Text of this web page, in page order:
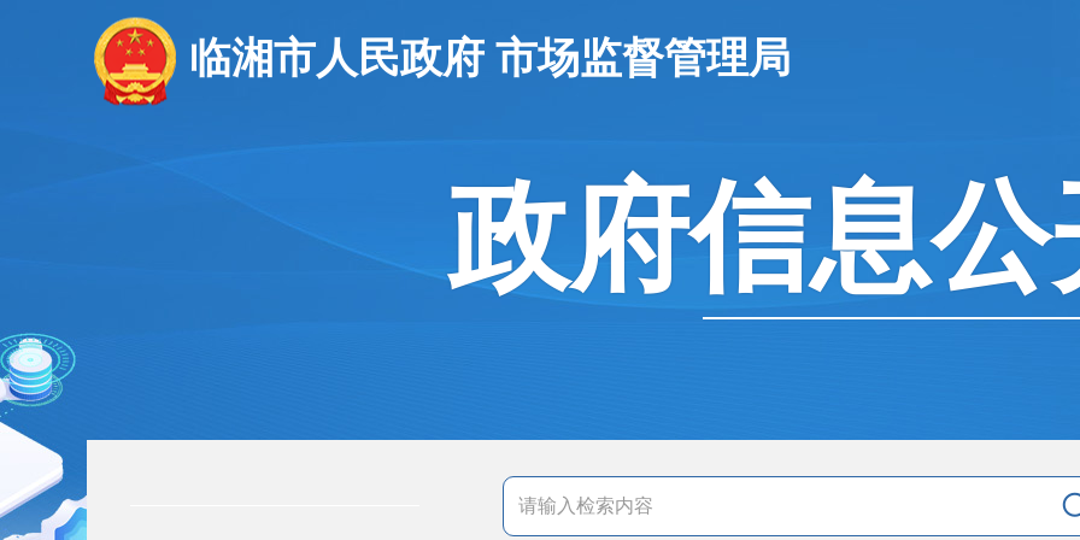
临湘市人民政府 市场监督管理局
政府信息公